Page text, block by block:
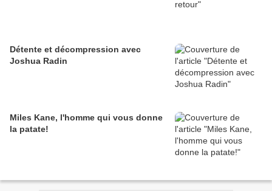
Détente et décompression avec
Joshua Radin
Miles Kane, l'homme qui vous donne
la patate!